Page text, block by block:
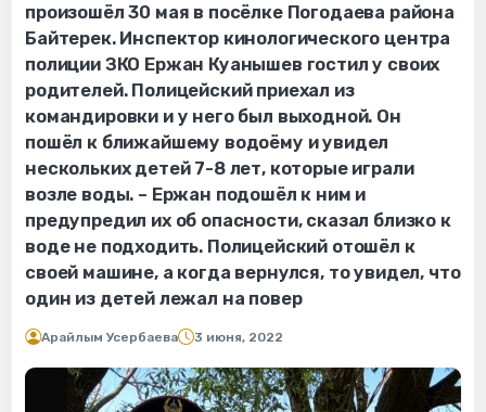
произошёл 30 мая в посёлке Погодаева района
Байтерек. Инспектор кинологического центра
полиции ЗКО Ержан Куанышев гостил у своих
родителей. Полицейский приехал из
командировки и у него был выходной. Он
пошёл к ближайшему водоёму и увидел
нескольких детей 7-8 лет, которые играли
возле воды. – Ержан подошёл к ним и
предупредил их об опасности, сказал близко к
воде не подходить. Полицейский отошёл к
своей машине, а когда вернулся, то увидел, что
один из детей лежал на повер
Арайлым Усербаева 3 июня, 2022